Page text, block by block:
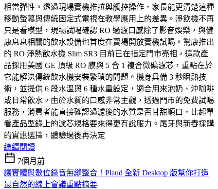
相當彈性。透過現場實機推拉與觸控操作，家長能更清楚這種
移動螢幕與傳統固定式電視在教學應用上的差異。淨飲機不再
只是看模型，現場試喝確認 RO 過濾口感除了影音娛樂，與健
康息息相關的飲水設備也首度在賣場開放實機試喝。幫康推出
的 RO 淨熱飲水機 Slim SR3 目前已在指定門市亮相，這款產
品採用美國 GE 頂級 RO 膜與 5 合 1 複合微礦濾芯，重點在於
它能解決傳統飲水機安裝繁瑣的問題。機身具備 3 秒瞬熱技
術，並提供 6 段水溫與 6 種水量設定，適合用來泡奶、沖咖啡
或日常飲水。由於水質的口感非常主觀，透過門市的免費試喝
服務，消費者能直接確認過濾後的水質是否甘甜順口，比起單
看產品型錄上的濾芯規格要來得更有說服力。尾牙與新春採購
的實惠選擇，體驗過後再決定
繼續閱讀
7個月前
讓實體與數位錄音無縫整合！Plaud 全新 Desktop 版幫你打造
最自然的線上會議重點摘要